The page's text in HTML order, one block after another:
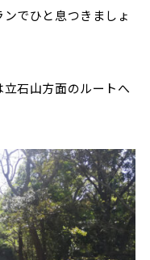
でひと息つきましょ
石山方面のルートへ